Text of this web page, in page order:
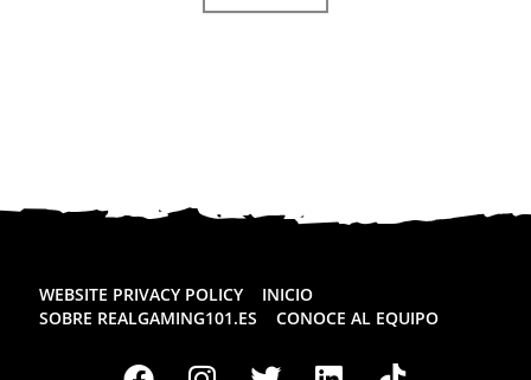
WEBSITE PRIVACY POLICY
INICIO
SOBRE REALGAMING101.ES
CONOCE AL EQUIPO